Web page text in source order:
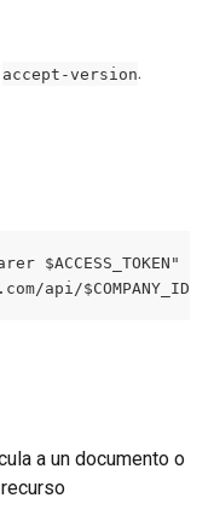
accept-version.
-X
api/$COMPANY_ID/
a un documento o